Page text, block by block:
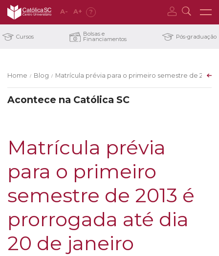
A- A+ ?
Cursos Bolsas e
Financiamentos Pós-graduação
Home / Blog / Matrícula prévia para o primeiro semestre de 2013
Acontece na Católica SC
Matrícula prévia
para o primeiro
semestre de 2013 é
prorrogada até dia
20 de janeiro